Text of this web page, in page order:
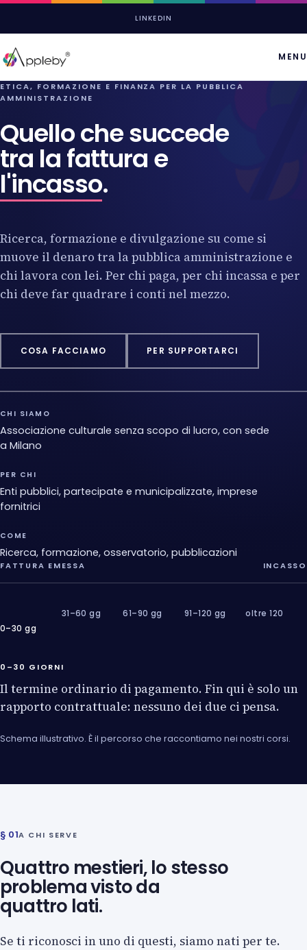
LINKEDIN
MENU
ETICA, FORMAZIONE E FINANZA PER LA PUBBLICA
AMMINISTRAZIONE
Quello che succede
tra la fattura e
l'incasso.
Ricerca, formazione e divulgazione su come si
muove il denaro tra la pubblica amministrazione e
chi lavora con lei. Per chi paga, per chi incassa e per
chi deve far quadrare i conti nel mezzo.
COSA FACCIAMO PER SUPPORTARCI
CHI SIAMO
Associazione culturale senza scopo di lucro, con sede
a Milano
PER CHI
Enti pubblici, partecipate e municipalizzate, imprese
fornitrici
COME
Ricerca, formazione, osservatorio, pubblicazioni
FATTURA EMESSA INCASSO
0–30 gg
31–60 gg 61–90 gg 91–120 gg oltre 120
0–30 GIORNI
Il termine ordinario di pagamento. Fin qui è solo un
rapporto contrattuale: nessuno dei due ci pensa.
Schema illustrativo. È il percorso che raccontiamo nei nostri corsi.
§ 01A CHI SERVE
Quattro mestieri, lo stesso
problema visto da
quattro lati.
Se ti riconosci in uno di questi, siamo nati per te.